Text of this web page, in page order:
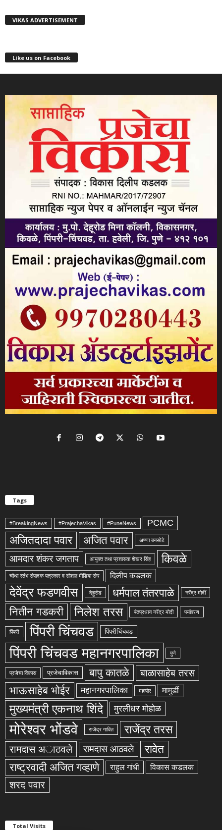
VIKAS ADVERTISEMENT
Like us on Facebook
Tags
#BreakingNews #PrajechaVikas #PuneNews PCMC
अजितदादा पवार अजित पवार अण्णा बनसोडे
आमदार शंकर जगताप आयुक्त तथा प्रशासक शेखर सिंह किवळे
चौथा स्तंभ संपादक पत्रकार व सोशल मीडिया संघ दिलीप कडलक
देवेंद्र फडणवीस देहुरोड धर्मपाल तंतरपाळे नरेंद्र मोदीं
नितीन गडकरी निलेश तरस पंतप्रधान नरेंद्र मोदी पर्यावरण
पिंपरी पिंपरी चिंचवड पिंपरीचिंचवड
पिंपरी चिंचवड महानगरपालिका पुणे
प्रजेचा विकास प्रजेचाविकास बापु कातळे बाळासाहेब तरस
भाऊसाहेब भोईर महानगरपालिका महापौर मामुर्डी
मुख्यमंत्री एकनाथ शिंदे मुरलीधर मोहोळ
मोरेश्वर भोंडवे राजेंद्र गावित राजेंद्र तरस
रामदास अाठवले रामदास आठवले रावेत
राष्ट्रवादी अजित गव्हाणे राहुल गांधी विकास कडलक
शरद पवार
Total Visits